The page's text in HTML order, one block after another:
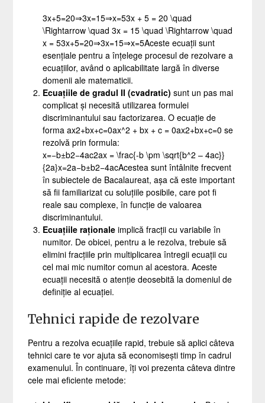
3x+5=20⇒3x=15⇒x=53x + 5 = 20 \quad
\Rightarrow \quad 3x = 15 \quad \Rightarrow \quad
x = 53x+5=20⇒3x=15⇒x=5Aceste ecuații sunt
esențiale pentru a înțelege procesul de rezolvare a
ecuațiilor, având o aplicabilitate largă în diverse
domenii ale matematicii.
Ecuațiile de gradul II (cvadratic) sunt un pas mai
complicat și necesită utilizarea formulei
discriminantului sau factorizarea. O ecuație de
formaax2+bx+c=0ax^2 + bx + c = 0ax2+bx+c=0 se
rezolvă prin formula:
x=−b±b2−4ac2ax = \frac{-b \pm \sqrt{b^2 – 4ac}}
{2a}x=2a−b±b2−4acAcestea sunt întâlnite frecvent
în subiectele de Bacalaureat, așa că este important
să fii familiarizat cu soluțiile posibile, care pot fi
reale sau complexe, în funcție de valoarea
discriminantului.
Ecuațiile raționale implică fracții cu variabile în
numitor. De obicei, pentru a le rezolva, trebuie să
elimini fracțiile prin multiplicarea întregii ecuații cu
cel mai mic numitor comun al acestora. Aceste
ecuații necesită o atenție deosebită la domeniul de
definiție al ecuației.
Tehnici rapide de rezolvare
Pentru a rezolva ecuațiile rapid, trebuie să aplici câteva
tehnici care te vor ajuta să economisești timp în cadrul
examenului. În continuare, îți voi prezenta câteva dintre
cele mai eficiente metode: